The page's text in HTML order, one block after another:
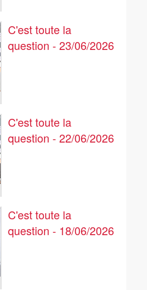
C'est toute la
question - 23/06/2026
C'est toute la
question - 22/06/2026
C'est toute la
question - 18/06/2026